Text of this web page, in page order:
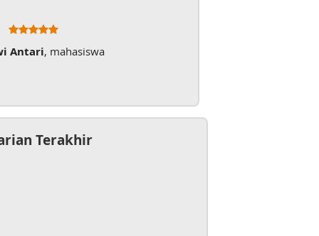
Antari, mahasiswa
Terakhir